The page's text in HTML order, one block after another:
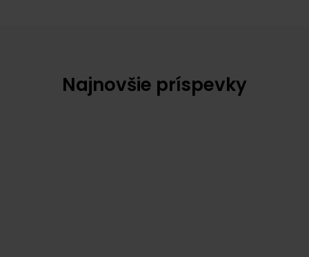
Najnovšie príspevky